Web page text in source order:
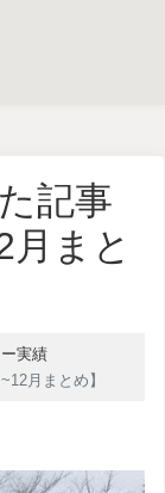
記事
まと
実績
月まとめ】